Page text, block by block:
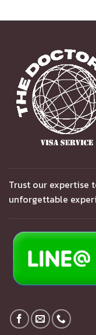
Trust our expertise
unforgettable